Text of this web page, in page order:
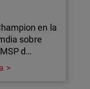
en la
sobre
d…